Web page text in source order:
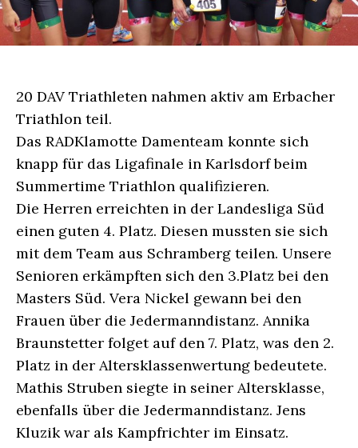
20 DAV Triathleten nahmen aktiv am Erbacher
Triathlon teil.
Das RADKlamotte Damenteam konnte sich
knapp für das Ligafinale in Karlsdorf beim
Summertime Triathlon qualifizieren.
Die Herren erreichten in der Landesliga Süd
einen guten 4. Platz. Diesen mussten sie sich
mit dem Team aus Schramberg teilen. Unsere
Senioren erkämpften sich den 3.Platz bei den
Masters Süd. Vera Nickel gewann bei den
Frauen über die Jedermanndistanz. Annika
Braunstetter folget auf den 7. Platz, was den 2.
Platz in der Altersklassenwertung bedeutete.
Mathis Struben siegte in seiner Altersklasse,
ebenfalls über die Jedermanndistanz. Jens
Kluzik war als Kampfrichter im Einsatz.